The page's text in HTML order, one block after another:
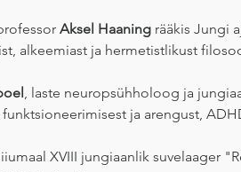
Aksel Haaning rääkis Jungi
alkeemiast ja hermetistlikust
, laste neuropsühholoog ja
ja arengust,
XVIII jungiaanlik suvelaager